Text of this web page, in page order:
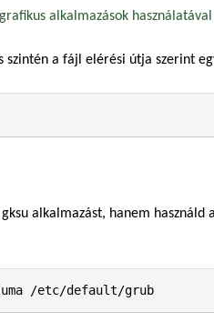
alkalmazások használatával
szintén a fájl elérési útja szerint
alkalmazást, hanem használd
/etc/default/grub